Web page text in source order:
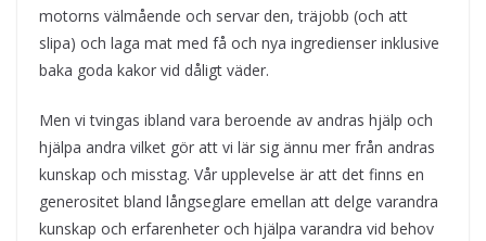
motorns välmående och servar den, träjobb (och att
slipa) och laga mat med få och nya ingredienser inklusive
baka goda kakor vid dåligt väder.
Men vi tvingas ibland vara beroende av andras hjälp och
hjälpa andra vilket gör att vi lär sig ännu mer från andras
kunskap och misstag. Vår upplevelse är att det finns en
generositet bland långseglare emellan att delge varandra
kunskap och erfarenheter och hjälpa varandra vid behov